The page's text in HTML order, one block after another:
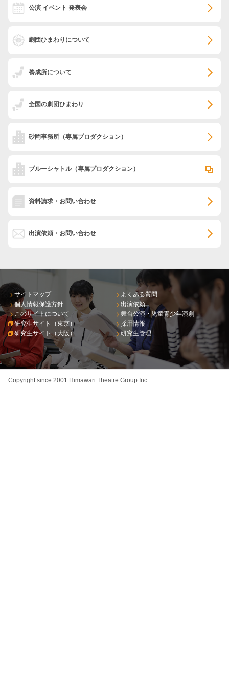
公演 イベント 発表会
劇団ひまわりについて
養成所について
全国の劇団ひまわり
砂岡事務所 （専属プロダクション）
ブルーシャトル（専属プロダクション）
資料請求・お問い合わせ
出演依頼・お問い合わせ
サイトマップ
個人情報保護方針
このサイトについて
研究生サイト（東京）
研究生サイト（大阪）
よくある質問
出演依頼
舞台公演・児童青少年演劇
採用情報
研究生管理
Copyright since 2001 Himawari Theatre Group Inc.